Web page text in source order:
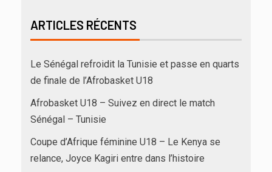
ARTICLES RÉCENTS
Le Sénégal refroidit la Tunisie et passe en quarts
de finale de l’Afrobasket U18
Afrobasket U18 – Suivez en direct le match
Sénégal – Tunisie
Coupe d’Afrique féminine U18 – Le Kenya se
relance, Joyce Kagiri entre dans l’histoire